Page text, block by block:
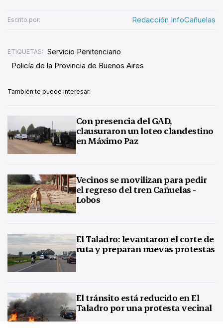
Escrito por: Redacción InfoCañuelas
ETIQUETAS: Servicio Penitenciario
Policía de la Provincia de Buenos Aires
También te puede interesar:
Con presencia del GAD,
clausuraron un loteo clandestino
en Máximo Paz
Vecinos se movilizan para pedir
el regreso del tren Cañuelas -
Lobos
El Taladro: levantaron el corte de
ruta y preparan nuevas protestas
El tránsito está reducido en El
Taladro por una protesta vecinal